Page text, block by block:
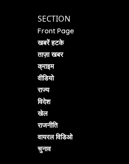
SECTION
Front Page
खबरें हटके
ताज़ा खबर
क्राइम
वीडियो
राज्य
विदेश
खेल
राजनीति
वायरल विडिओ
चुनाव